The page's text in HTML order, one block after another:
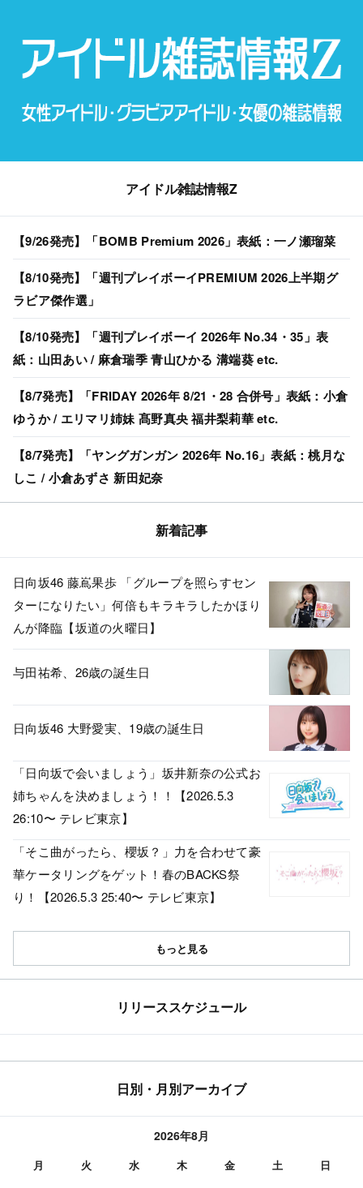
アイドル雑誌情報Z
【9/26発売】「BOMB Premium 2026」表紙：一ノ瀬瑠菜
【8/10発売】「週刊プレイボーイPREMIUM 2026上半期グ
ラビア傑作選」
【8/10発売】「週刊プレイボーイ 2026年 No.34・35」表
紙：山田あい / 麻倉瑞季 青山ひかる 溝端葵 etc.
【8/7発売】「FRIDAY 2026年 8/21・28 合併号」表紙：小倉
ゆうか / エリマリ姉妹 髙野真央 福井梨莉華 etc.
【8/7発売】「ヤングガンガン 2026年 No.16」表紙：桃月な
しこ / 小倉あずさ 新田妃奈
新着記事
日向坂46 藤嶌果歩 「グループを照らすセン
ターになりたい」何倍もキラキラしたかほり
んが降臨【坂道の火曜日】
与田祐希、26歳の誕生日
日向坂46 大野愛実、19歳の誕生日
「日向坂で会いましょう」坂井新奈の公式お
姉ちゃんを決めましょう！！【2026.5.3
26:10〜 テレビ東京】
「そこ曲がったら、櫻坂？」力を合わせて豪
華ケータリングをゲット！春のBACKS祭
り！【2026.5.3 25:40〜 テレビ東京】
もっと見る
リリーススケジュール
日別・月別アーカイブ
2026年8月
月 火 水 木 金 土 日